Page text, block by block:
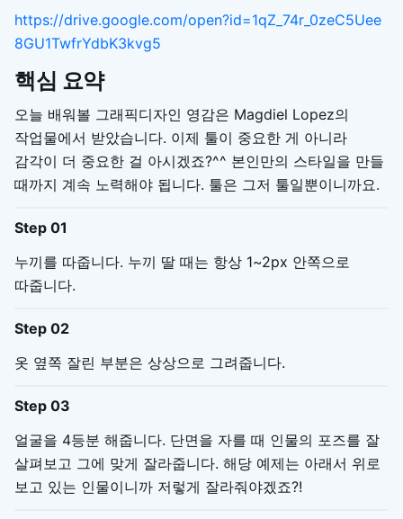
https://drive.google.com/open?id=1qZ_74r_0zeC5Uee
8GU1TwfrYdbK3kvg5
핵심 요약
오늘 배워볼 그래픽디자인 영감은 Magdiel Lopez의
작업물에서 받았습니다. 이제 툴이 중요한 게 아니라
감각이 더 중요한 걸 아시겠죠?^^ 본인만의 스타일을 만들
때까지 계속 노력해야 됩니다. 툴은 그저 툴일뿐이니까요.
Step 01
누끼를 따줍니다. 누끼 딸 때는 항상 1~2px 안쪽으로
따줍니다.
Step 02
옷 옆쪽 잘린 부분은 상상으로 그려줍니다.
Step 03
얼굴을 4등분 해줍니다. 단면을 자를 때 인물의 포즈를 잘
살펴보고 그에 맞게 잘라줍니다. 해당 예제는 아래서 위로
보고 있는 인물이니까 저렇게 잘라줘야겠죠?!